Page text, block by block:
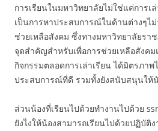
การเรียนในมหาวิทยาลัยไม่ใช่แค่การเล่
เป็นการหาประสบการณ์ในด้านต่างๆไ
ช่วยเหลือสังคม ซึ่งทางมหาวิทยาลัยรา
จุดสำคัญสำหรับเพื่อการช่วยเหลือสังค
กิจกรรมตลอดการเล่าเรียน ได้มิตรภาพ
ประสบการณ์ที่ดี รวมทั้งยังสนับสนุนให้
ส่วนน้องที่เรียนไปด้วยทำงานไปด้วย
ยังไงให้น้องสามารถเรียนไปด้วยปฏิบัติ